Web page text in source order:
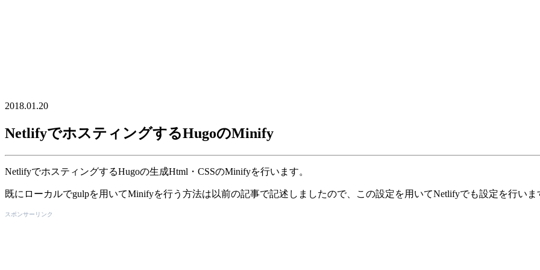
2018.01.20
NetlifyでホスティングするHugoのMinify
NetlifyでホスティングするHugoの生成Html・CSSのMinifyを行います。
既にローカルでgulpを用いてMinifyを行う方法は以前の記事で記述しましたので、この設定を用いてNetlifyでも設定を行いま
スポンサーリンク